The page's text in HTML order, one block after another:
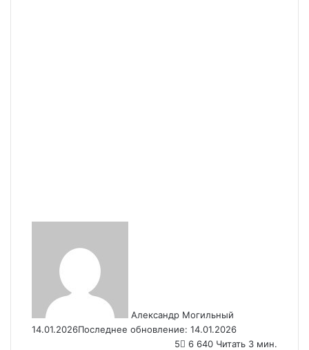
Александр Могильный
14.01.2026Последнее обновление: 14.01.2026
5
6 640 Читать 3 мин.